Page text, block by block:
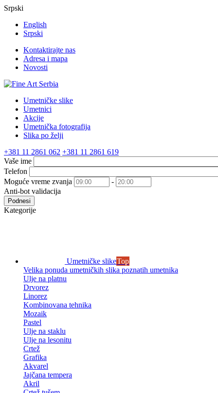
Srpski
English
Srpski
Kontaktirajte nas
Adresa i mapa
Novosti
Umetničke slike
Umetnici
Akcije
Umetnička fotografija
Slika po želji
+381 11 2861 062 +381 11 2861 619
Vaše ime
Telefon
Moguće vreme zvanja
-
Anti-bot validacija
Podnesi
Kategorije
Umetničke slikeTop
Velika ponuda umetničkih slika poznatih umetnika
Ulje na platnu
Drvorez
Linorez
Kombinovana tehnika
Mozaik
Pastel
Ulje na staklu
Ulje na lesonitu
Crtež
Grafika
Akvarel
Jajčana tempera
Akril